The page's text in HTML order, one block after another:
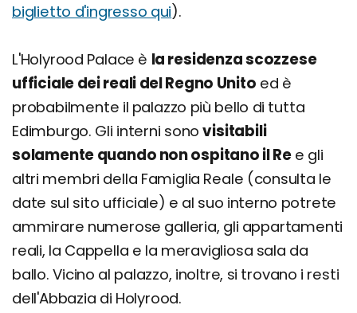
biglietto d'ingresso qui).
L'Holyrood Palace è la residenza scozzese
ufficiale dei reali del Regno Unito ed è
probabilmente il palazzo più bello di tutta
Edimburgo. Gli interni sonovisitabili
solamente quando non ospitano il Ree gli
altri membri della Famiglia Reale (consulta le
date sul sito ufficiale) e al suo interno potrete
ammirare numerose galleria, gli appartamenti
reali, la Cappella e la meravigliosa sala da
ballo. Vicino al palazzo, inoltre, si trovano i resti
dell'Abbazia di Holyrood.